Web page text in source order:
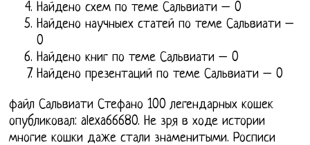
Найдено схем по теме Сальвиати – 0
Найдено научныех статей по теме Сальвиати –
0
Найдено книг по теме Сальвиати – 0
Найдено презентаций по теме Сальвиати – 0
файл Сальвиати Стефано 100 легендарных кошек
опубликовал: alexa66680. Не зря в ходе истории
многие кошки даже стали знаменитыми. Росписи